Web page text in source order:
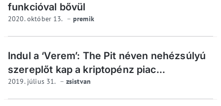
funkcióval bővül
2020. október 13. premik
Indul a ‘Verem’: The Pit néven nehézsúlyú
szereplőt kap a kriptopénz piac...
2019. július 31. zsistvan